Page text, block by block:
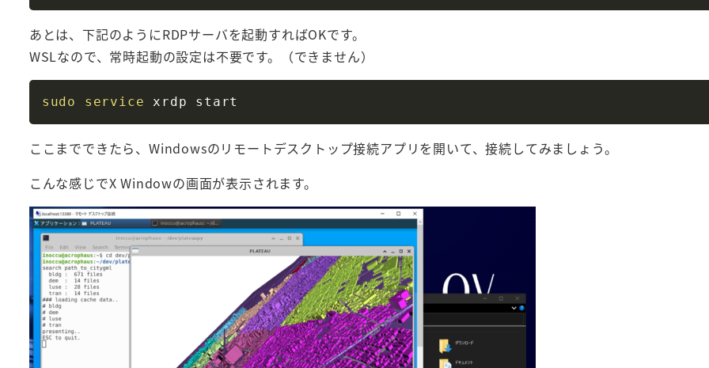
あとは、下記のようにRDPサーバを起動すればOKです。
WSLなので、常時起動の設定は不要です。（できません）
sudo service
ここまでできたら、Windowsのリモートデスクトップ接続アプリを開いて、接続してみましょう。
こんな感じでX Windowの画面が表示されます。